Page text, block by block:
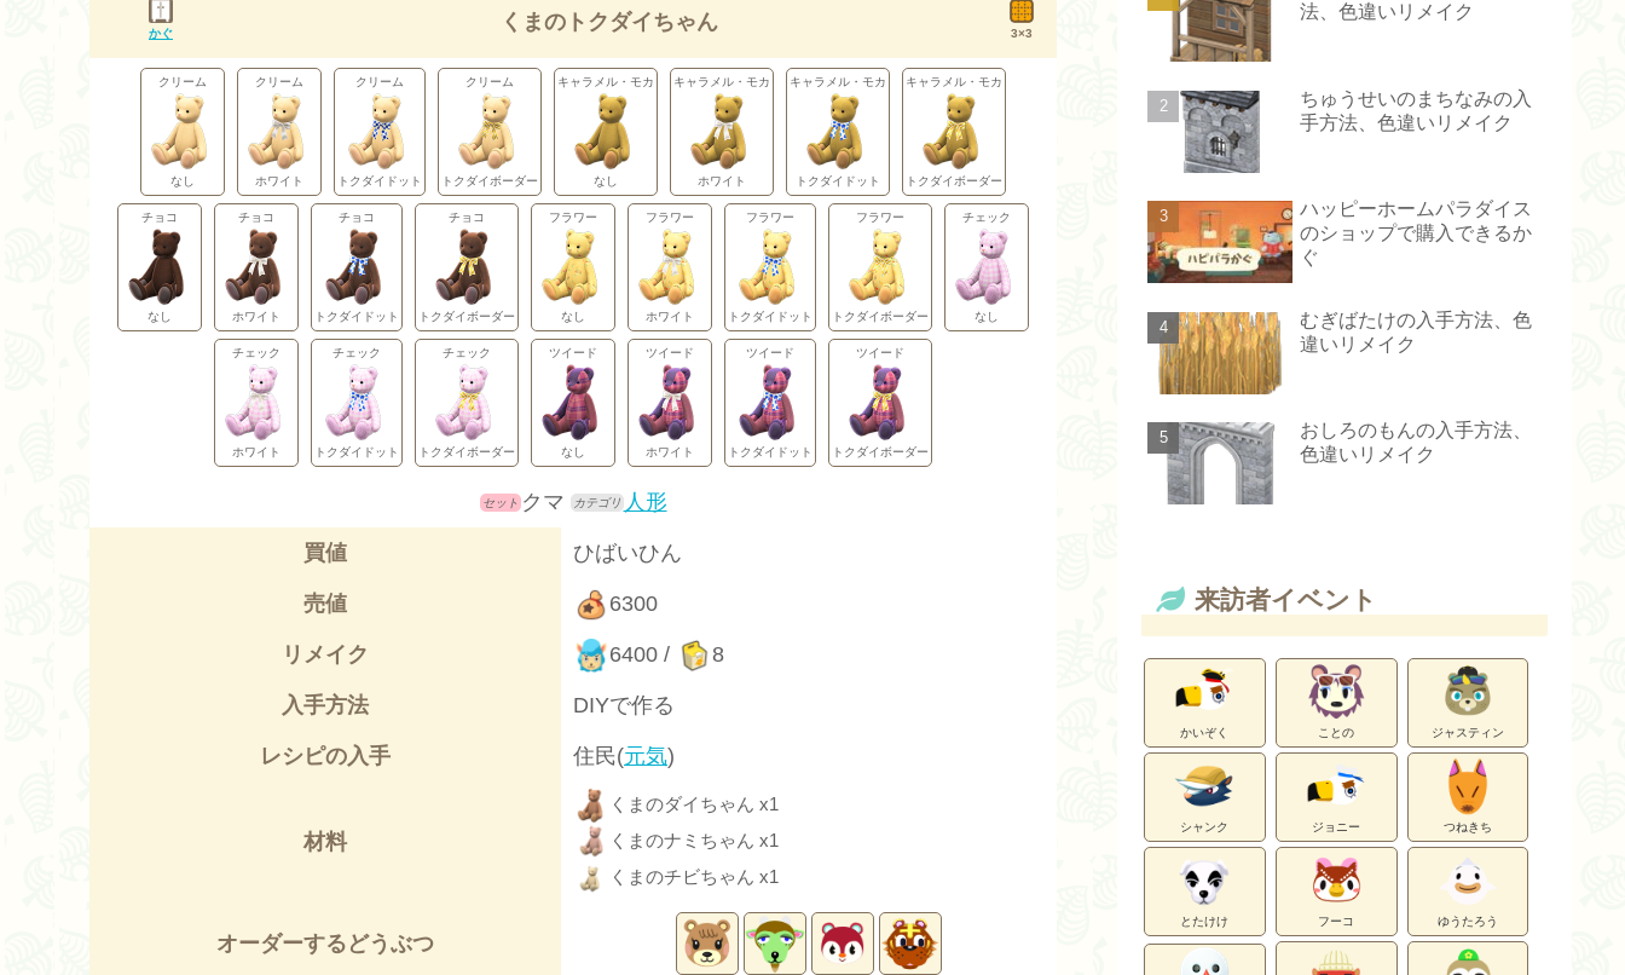
かぐ くまのトクダイちゃん 3×3
クリーム
なし
クリーム
ホワイト
クリーム
トクダイドット
クリーム
トクダイボーダー
キャラメル・モカ
なし
キャラメル・モカ
ホワイト
キャラメル・モカ
トクダイドット
キャラメル・モカ
トクダイボーダー
チョコ
なし
チョコ
ホワイト
チョコ
トクダイドット
チョコ
トクダイボーダー
フラワー
なし
フラワー
ホワイト
フラワー
トクダイドット
フラワー
トクダイボーダー
チェック
なし
チェック
ホワイト
チェック
トクダイドット
チェック
トクダイボーダー
ツイード
なし
ツイード
ホワイト
ツイード
トクダイドット
ツイード
トクダイボーダー
クマ 人形
買値 ひばいひん
売値 6300
リメイク 6400 / 8
入手方法 DIYで作る
レシピの入手 住民(元気)
材料
くまのダイちゃん x1
くまのナミちゃん x1
くまのチビちゃん x1
オーダーするどうぶつ
法、色違いリメイク
ちゅうせいのまちなみの入
手方法、色違いリメイク
ハッピーホームパラダイス
のショップで購入できるか
ぐ
むぎばたけの入手方法、色
違いリメイク
おしろのもんの入手方法、
色違いリメイク
来訪者イベント
かいぞく ことの ジャスティン
シャンク ジョニー つねきち
とたけけ フーコ ゆうたろう